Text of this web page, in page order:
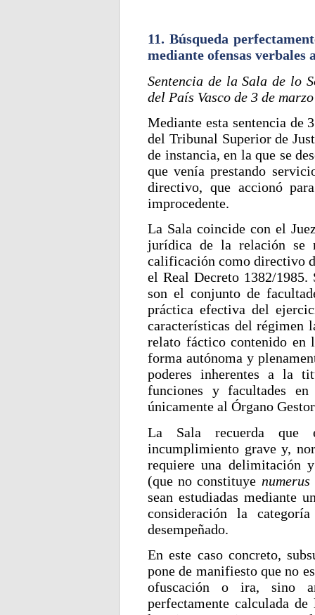
11. Búsqueda
mediante ofensas verbales
Sentencia de la Sala de lo
del País Vasco de 3 de
Mediante esta sentencia de
del Tribunal Superior de
de instancia, en la que se
que venía prestando
directivo, que accionó
improcedente.
La Sala coincide con el
jurídica de la relación se
calificación como directivo
el Real Decreto 1382/
son el conjunto de
práctica efectiva del
características del régimen
relato fáctico contenido en
forma autónoma y
poderes inherentes a la
funciones y facultades en
únicamente al Órgano
La Sala recuerda que
incumplimiento grave y,
requiere una delimitación
(que no constituye numerus
sean estudiadas mediante
consideración la
desempeñado.
En este caso concreto,
pone de manifiesto que no
ofuscación o ira, sino
perfectamente calculada